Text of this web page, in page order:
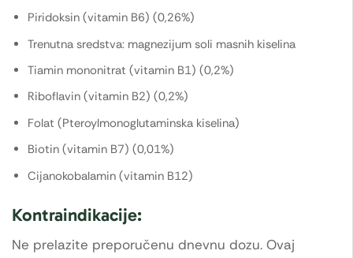
Piridoksin (vitamin B6) (0,26%)
Trenutna sredstva: magnezijum soli masnih kiselina
Tiamin mononitrat (vitamin B1) (0,2%)
Riboflavin (vitamin B2) (0,2%)
Folat (Pteroylmonoglutaminska kiselina)
Biotin (vitamin B7) (0,01%)
Cijanokobalamin (vitamin B12)
Kontraindikacije:
Ne prelazite preporučenu dnevnu dozu. Ovaj